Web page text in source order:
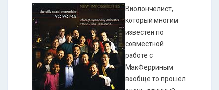
Виолончелист,
который многим
известен по
совместной
работе с
МакФерриным
вообще то прошёл